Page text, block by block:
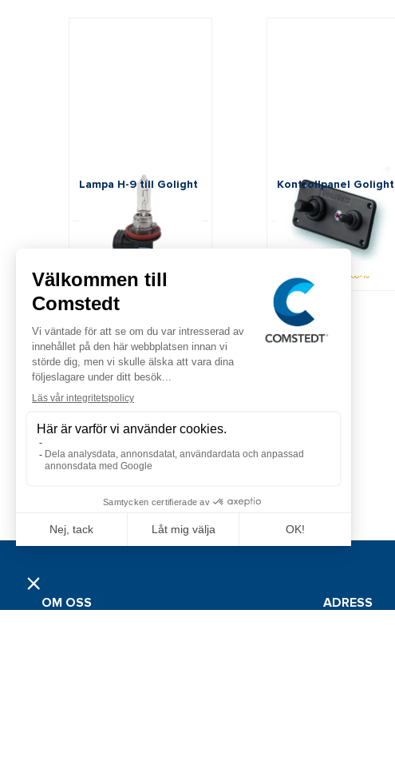
Lampa H-9 till Golight
Art: GL49000
Rek. pris:
495,00 krinkl. moms
I lager
Kontrollpanel Golight
Art: GL2020-D
Rek. pris:
895,00 krinkl. moms
Tillgänglig 2026-08-10
OM OSS ADRESS